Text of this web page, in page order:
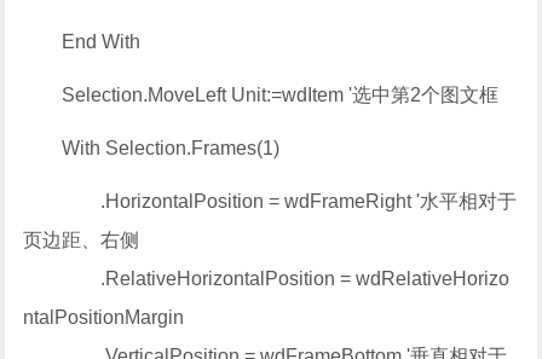
End With
Selection.MoveLeft Unit:=wdItem '选中第2个图文框
With Selection.Frames(1)
.HorizontalPosition = wdFrameRight '水平相对于
页边距、右侧
.RelativeHorizontalPosition = wdRelativeHorizo
ntalPositionMargin